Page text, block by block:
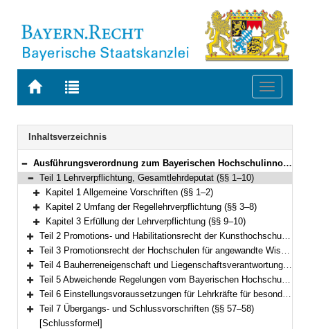
Zur
BAYERN.RECHT
Zur
letzten
Suche
Toggle
Navigation
Inhaltsverzeichnis
Bereich reduzieren
Ausführungsverordnung zum Bayerischen Hochschulinnovationsgesetz (AVBayHIG) Vom 13. Februar 2023 (GVBl. S. 66) BayRS 2030-2-21-WK (§§ 1–58)
Bereich reduzieren
Teil 1 Lehrverpflichtung, Gesamtlehrdeputat (§§ 1–10)
Bereich erweitern
Kapitel 1 Allgemeine Vorschriften (§§ 1–2)
Bereich erweitern
Kapitel 2 Umfang der Regellehrverpflichtung (§§ 3–8)
Bereich erweitern
Kapitel 3 Erfüllung der Lehrverpflichtung (§§ 9–10)
Bereich erweitern
Teil 2 Promotions- und Habilitationsrecht der Kunsthochschulen (§§ 11–16)
Bereich erweitern
Teil 3 Promotionsrecht der Hochschulen für angewandte Wissenschaften (§§ 17–20)
Bereich erweitern
Teil 4 Bauherreneigenschaft und Liegenschaftsverantwortung (§§ 21–32)
Bereich erweitern
Teil 5 Abweichende Regelungen vom Bayerischen Hochschulinnovationsgesetz an bayerischen Hochschulen (§§ 33–53)
Bereich erweitern
Teil 6 Einstellungsvoraussetzungen für Lehrkräfte für besondere Aufgaben (§§ 54–56)
Bereich erweitern
Teil 7 Übergangs- und Schlussvorschriften (§§ 57–58)
[Schlussformel]